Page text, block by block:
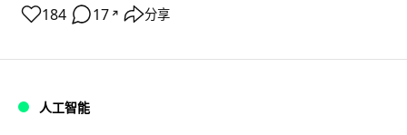
184 17 ↗ 分享
人工智能